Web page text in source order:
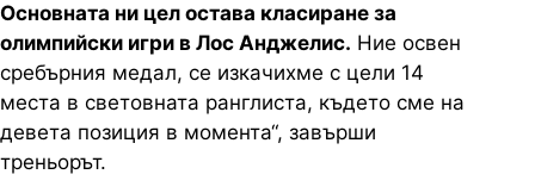
Основната ни цел остава класиране за
олимпийски игри в Лос Анджелис. Ние освен
сребърния медал, се изкачихме с цели 14
места в световната ранглиста, където сме на
девета позиция в момента“, завърши
треньорът.